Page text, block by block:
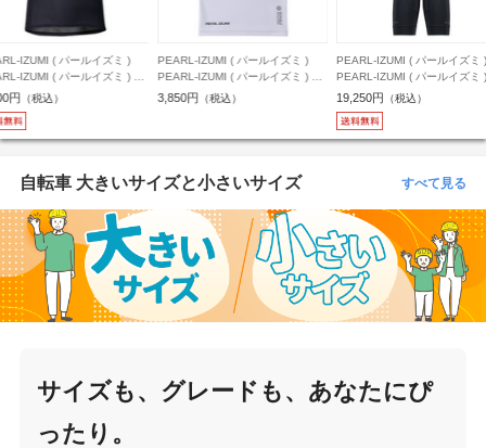
IZUMI ( パールイズミ )
IZUMI ( パールイズミ ) ノ
ーブインナー 161 アイスポ
L
円 （税込）
PEARL-IZUMI ( パールイズミ )
PEARL-IZUMI ( パールイズミ ) ネ
ックウェア 482 アイスポーラー
3,850円 （税込）
PEARL-IZUMI ( パールイズミ
PEARL-IZUMI ( パールイズミ
ブショーツ T260-3DR アイス
3L
19,250円 （税込）
自転車 大きいサイズと小さいサイズ すべて見る
サイズも、グレードも、あなたにぴ
ったり。